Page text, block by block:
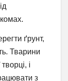
ґрунт,
Тварини
і
з